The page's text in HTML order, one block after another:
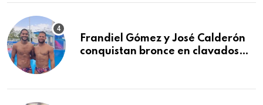
Frandiel Gómez y José Calderón
conquistan bronce en clavados